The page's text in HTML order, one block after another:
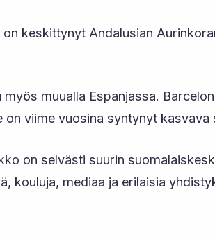
keskittynyt Andalusian
myös muualla Espanjassa.
on viime vuosina syntynyt
on selvästi suurin
kouluja, mediaa ja erilaisia